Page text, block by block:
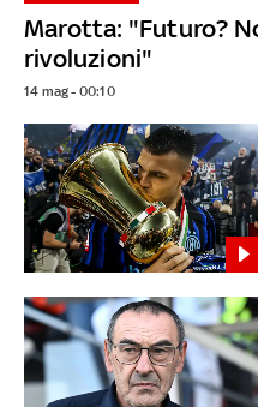
Marotta: "Futuro?
rivoluzioni"
14 mag - 00:10